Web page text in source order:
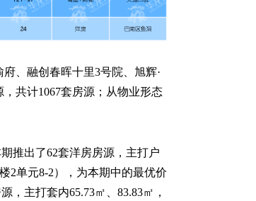
、融创春晖十里3号院、旭辉·
共计1067套房源；从物业形态
推出了62套洋房房源，主打户
2单元8-2），为本期中的最优价
，主打套内65.73㎡、83.83㎡，